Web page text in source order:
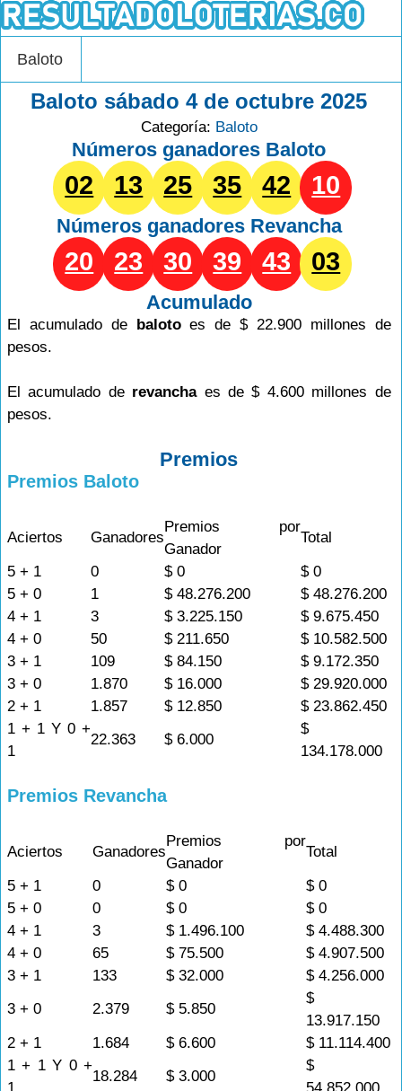
Baloto
Baloto sábado 4 de octubre 2025
Categoría: Baloto
Números ganadores Baloto
02 13 25 35 42 10
Números ganadores Revancha
20 23 30 39 43 03
Acumulado
El acumulado de balotoes de $ 22.900 millones de
pesos.
El acumulado de revanchaes de $ 4.600 millones de
pesos.
Premios
Premios Baloto
Aciertos Ganadores
Premios por
Ganador
Total
5 + 1
0 $ 0
$ 0
5 + 0
1 $ 48.276.200
$ 48.276.200
4 + 1
3 $ 3.225.150
$ 9.675.450
4 + 0
50 $ 211.650
$ 10.582.500
3 + 1
109 $ 84.150
$ 9.172.350
3 + 0
1.870 $ 16.000
$ 29.920.000
2 + 1
1.857 $ 12.850
$ 23.862.450
1 + 1 Y 0 +
1
22.363 $ 6.000
$
134.178.000
Premios Revancha
Aciertos Ganadores
Premios por
Ganador
Total
5 + 1
0 $ 0
$ 0
5 + 0
0 $ 0
$ 0
4 + 1
3 $ 1.496.100
$ 4.488.300
4 + 0
65 $ 75.500
$ 4.907.500
3 + 1
133 $ 32.000
$ 4.256.000
3 + 0
2.379 $ 5.850
$
13.917.150
2 + 1
1.684 $ 6.600
$ 11.114.400
1 + 1 Y 0 +
18.284 $ 3.000
$